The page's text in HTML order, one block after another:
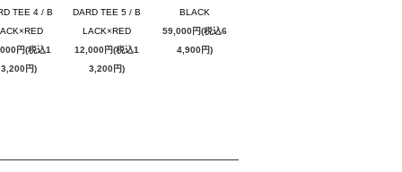
TEE 4 / B
円(税込1
3,200円)
DARD TEE 5 / B
LACK×RED
12,000円(税込1
3,200円)
BLACK
59,000円(税込6
4,900円)